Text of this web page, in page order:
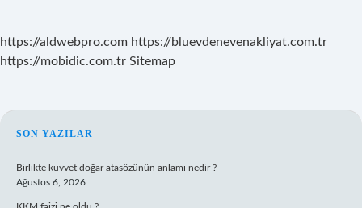
https://aldwebpro.com https://bluevdenevenakliyat.com.tr
https://mobidic.com.tr Sitemap
SIDEBAR
SON YAZILAR
Birlikte kuvvet doğar atasözünün anlamı nedir ?
Ağustos 6, 2026